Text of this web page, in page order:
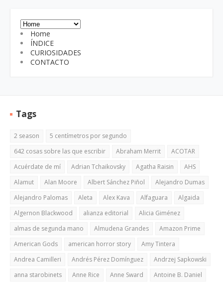
Home
ÍNDICE
CURIOSIDADES
CONTACTO
Tags
2 season
5 centímetros por segundo
642 cosas sobre las que escribir
Abraham Merrit
ACOTAR
Acuérdate de mí
Adrian Tchaikovsky Agatha Raisin
AHS
Alamut
Alan Moore Albert Sánchez Piñol
Alejandro Dumas
Alejandro Palomas
Aleta Alex Kava Alfaguara
Algaida
Algernon Blackwood
alianza editorial
Alicia Giménez
almas de segunda mano
Almudena Grandes
Amazon Prime
American Gods
american horror story
Amy Tintera
Andrea Camilleri
Andrés Pérez Domínguez
Andrzej Sapkowski
anna starobinets
Anne Rice Anne Sward
Antoine B. Daniel